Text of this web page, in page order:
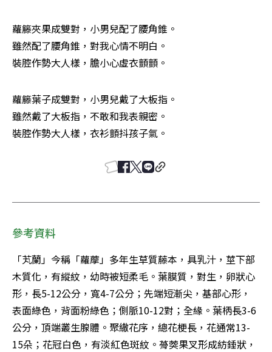
蘿籐夾果成雙對，小男兒配了腰角錐。
雖然配了腰角錐，對我心情不明白。
裝腔作勢大人樣，膽小心虛衣顫顫。
蘿籐葉子成雙對，小男兒戴了大板指。
雖然戴了大板指，不敢和我表親密。
裝腔作勢大人樣，衣衫顫抖孩子氣。
參考資料
「芄蘭」今稱「蘿藦」多年生草質藤本，具乳汁，莖下部
木質化，有縱紋，幼時被短柔毛。葉膜質，對生，卵狀心
形，長5-12公分，寬4-7公分；先端短漸尖，基部心形，
表面綠色，背面粉綠色；側脈10-12對；全緣。葉柄長3-6
公分，頂端叢生腺體。聚繖花序，總花梗長，花通常13-
15朵；花冠白色，有淡紅色斑紋。蓇葖果叉形成紡錘狀，